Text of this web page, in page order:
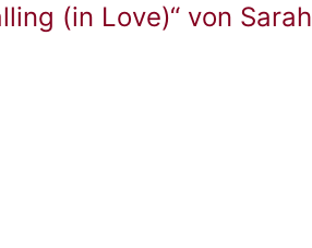
(in Love)“ von Sarah